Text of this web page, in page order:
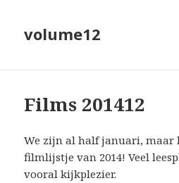
volume12
Films 201412
We zijn al half januari,
filmlijstje van 2014! Veel
vooral kijkplezier.